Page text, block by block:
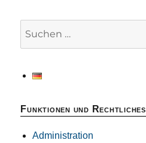
Funktionen und Rechtliches
Administration